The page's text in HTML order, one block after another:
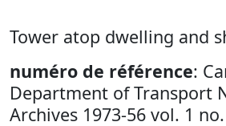
Tower atop dwelling and
numéro de référence:
Department of Transport
Archives 1973-56 vol. 1